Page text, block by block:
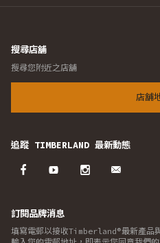
搜尋店舖
搜尋您附近之店舖
店舖
追蹤 TIMBERLAND 最新動態
訂閱品牌消息
填寫電郵以接收Timberland®最新產品